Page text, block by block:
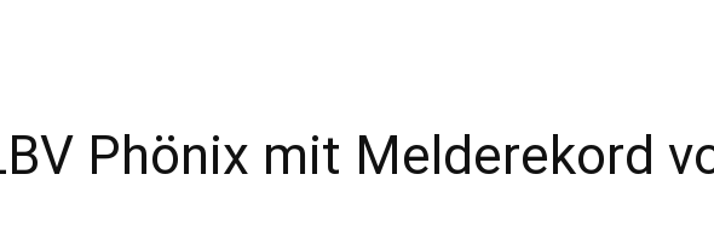
Phönix mit Melderekord